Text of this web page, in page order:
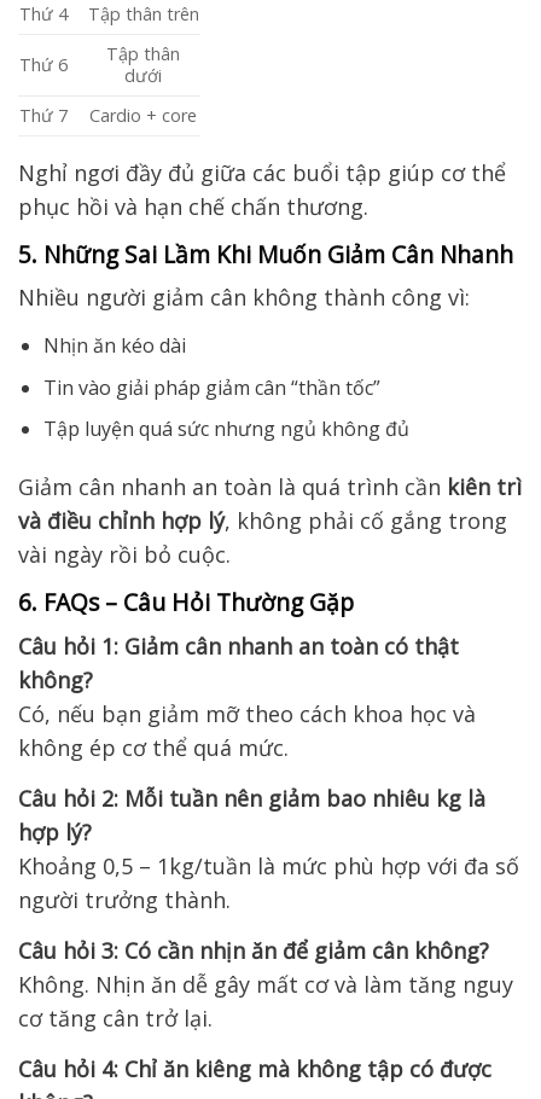
Thứ 4
Tập thân trên
Thứ 6
Tập thân
dưới
Thứ 7
Cardio + core
Nghỉ ngơi đầy đủ giữa các buổi tập giúp cơ thể
phục hồi và hạn chế chấn thương.
5. Những Sai Lầm Khi Muốn Giảm Cân Nhanh
Nhiều người giảm cân không thành công vì:
Nhịn ăn kéo dài
Tin vào giải pháp giảm cân “thần tốc”
Tập luyện quá sức nhưng ngủ không đủ
Giảm cân nhanh an toàn là quá trình cần kiên trì
và điều chỉnh hợp lý, không phải cố gắng trong
vài ngày rồi bỏ cuộc.
6. FAQs – Câu Hỏi Thường Gặp
Câu hỏi 1: Giảm cân nhanh an toàn có thật
không?
Có, nếu bạn giảm mỡ theo cách khoa học và
không ép cơ thể quá mức.
Câu hỏi 2: Mỗi tuần nên giảm bao nhiêu kg là
hợp lý?
Khoảng 0,5 – 1kg/tuần là mức phù hợp với đa số
người trưởng thành.
Câu hỏi 3: Có cần nhịn ăn để giảm cân không?
Không. Nhịn ăn dễ gây mất cơ và làm tăng nguy
cơ tăng cân trở lại.
Câu hỏi 4: Chỉ ăn kiêng mà không tập có được